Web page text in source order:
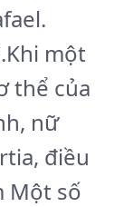
một
thể của
nữ
điều
Một số